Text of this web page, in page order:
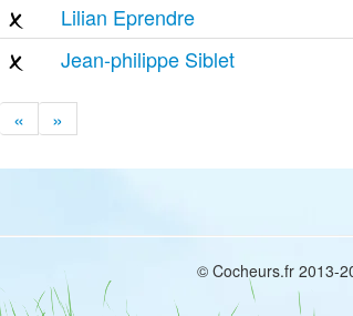
Lilian Eprendre
Jean-philippe Siblet
« »
© Cocheurs.fr 2013-